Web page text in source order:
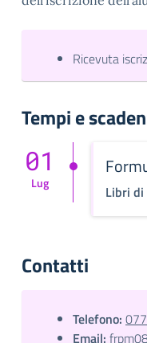
Ricevuta
Tempi e
Libri
01
Lug
Contatti
Telefono:
Email: